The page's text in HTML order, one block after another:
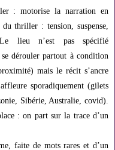
: motorise la narration en
thriller : tension, suspense,
lieu n’est pas spécifié
dérouler partout à condition
mais le récit s’ancre
sporadiquement (gilets
Sibérie, Australie, covid).
: on part sur la trace d’un
faite de mots rares et d’un